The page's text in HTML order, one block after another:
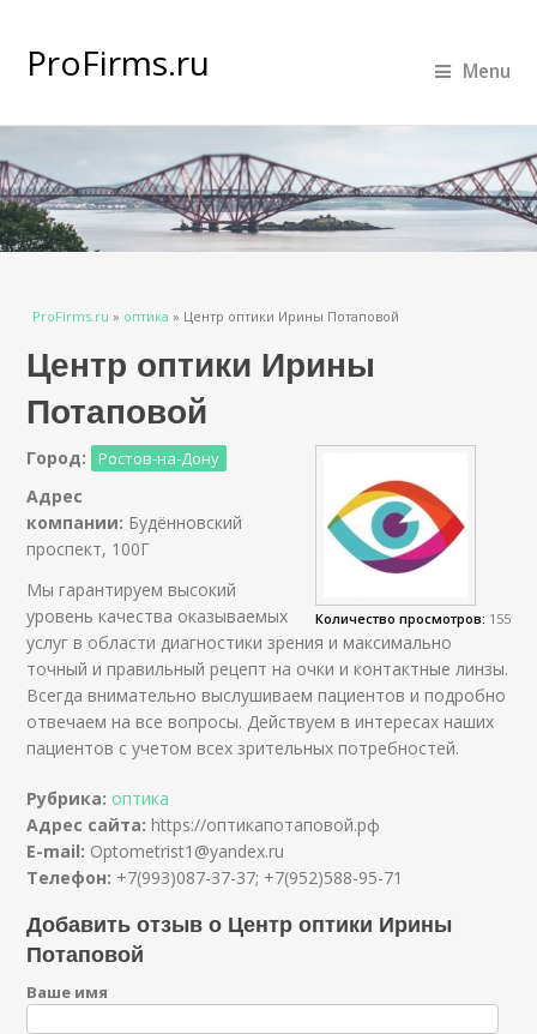
ProFirms.ru Menu
Вы здесь
ProFirms.ru » оптика » Центр оптики Ирины Потаповой
Центр оптики Ирины
Потаповой
Количество просмотров: 155
Город: Ростов-на-Дону
Адрес
компании: Будённовский
проспект, 100Г
Мы гарантируем высокий
уровень качества оказываемых
услуг в области диагностики зрения и максимально
точный и правильный рецепт на очки и контактные линзы.
Всегда внимательно выслушиваем пациентов и подробно
отвечаем на все вопросы. Действуем в интересах наших
пациентов с учетом всех зрительных потребностей.
Рубрика: оптика
Адрес сайта: https://оптикапотаповой.рф
E-mail: Optometrist1@yandex.ru
Телефон: +7(993)087-37-37; +7(952)588-95-71
Добавить отзыв о Центр оптики Ирины
Потаповой
Ваше имя